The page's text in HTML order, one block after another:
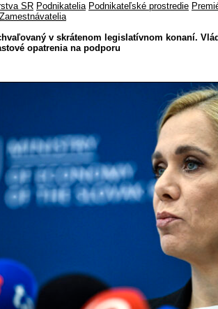
SR Podnikatelia Podnikateľské prostredie
Zamestnávatelia
v skrátenom legislatívnom konaní.
opatrenia na podporu